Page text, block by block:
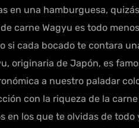
en una hamburguesa,
carne Wagyu es todo
si cada bocado te contara
originaria de Japón, es
a nuestro paladar
con la riqueza de la
en los que te olvidas de